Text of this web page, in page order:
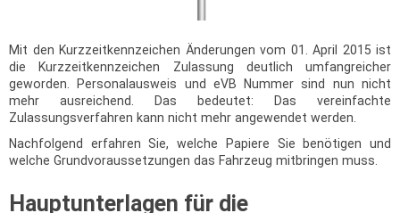
Mit den Kurzzeitkennzeichen Änderungen vom 01. April 2015 ist
die Kurzzeitkennzeichen Zulassung deutlich umfangreicher
geworden. Personalausweis und eVB Nummer sind nun nicht
mehr ausreichend. Das bedeutet: Das vereinfachte
Zulassungsverfahren kann nicht mehr angewendet werden.
Nachfolgend erfahren Sie, welche Papiere Sie benötigen und
welche Grundvoraussetzungen das Fahrzeug mitbringen muss.
Hauptunterlagen für die